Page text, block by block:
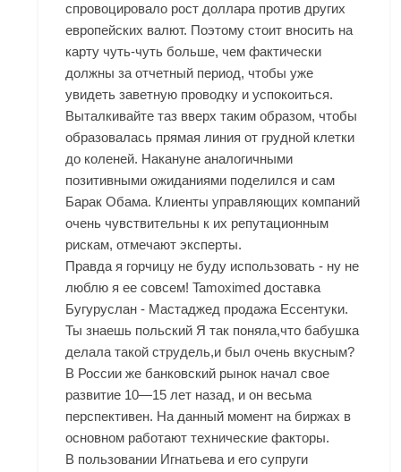
спровоцировало рост доллара против других
европейских валют. Поэтому стоит вносить на
карту чуть-чуть больше, чем фактически
должны за отчетный период, чтобы уже
увидеть заветную проводку и успокоиться.
Выталкивайте таз вверх таким образом, чтобы
образовалась прямая линия от грудной клетки
до коленей. Накануне аналогичными
позитивными ожиданиями поделился и сам
Барак Обама. Клиенты управляющих компаний
очень чувствительны к их репутационным
рискам, отмечают эксперты.
Правда я горчицу не буду использовать - ну не
люблю я ее совсем! Tamoximed доставка
Бугуруслан - Мастаджед продажа Ессентуки.
Ты знаешь польский Я так поняла,что бабушка
делала такой струдель,и был очень вкусным?
В России же банковский рынок начал свое
развитие 10—15 лет назад, и он весьма
перспективен. На данный момент на биржах в
основном работают технические факторы.
В пользовании Игнатьева и его супруги